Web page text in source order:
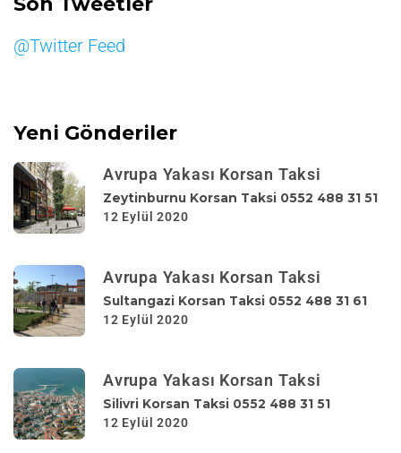
@Twitter Feed
Yeni Gönderiler
Avrupa Yakası Korsan Taksi
Zeytinburnu Korsan Taksi 0552 488 31 51
12 Eylül 2020
Avrupa Yakası Korsan Taksi
Sultangazi Korsan Taksi 0552 488 31 61
12 Eylül 2020
Avrupa Yakası Korsan Taksi
Silivri Korsan Taksi 0552 488 31 51
12 Eylül 2020